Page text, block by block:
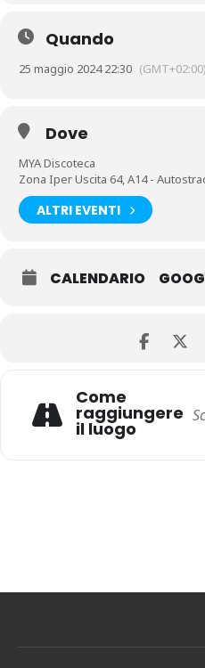
Quando
25 maggio 2024 22:30 (GMT+02:00)
Dove
MYA Discoteca
Zona Iper Uscita 64, A14 -
ALTRI EVENTI
CALENDARIO
Come
raggiungere
il luogo